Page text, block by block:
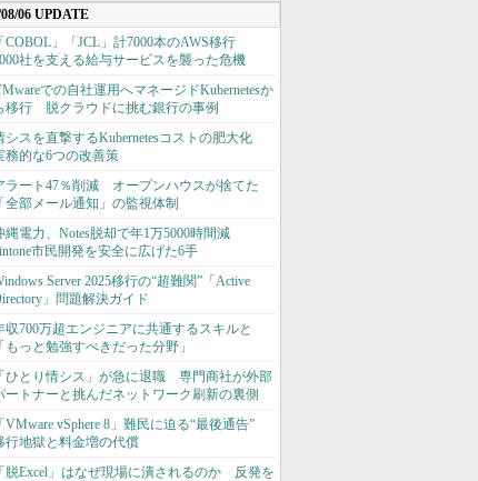
06 UPDATE
「COBOL」「JCL」計7000本のAWS移行
社を支える給与サービスを襲った危機
での自社運用へマネージドKubernetesか
移行 脱クラウドに挑む銀行の事例
シスを直撃するKubernetesコストの肥大化
務的な6つの改善策
ラート47％削減 オープンハウスが捨てた
「全部メール通知」の監視体制
縄電力、Notes脱却で年1万5000時間減
市民開発を安全に広げた6手
Server 2025移行の“超難関”「Active
」問題解決ガイド
収700万超エンジニアに共通するスキルと
「もっと勉強すべきだった分野」
「ひとり情シス」が急に退職 専門商社が外部
ートナーと挑んだネットワーク刷新の裏側
「VMware vSphere 8」難民に迫る“最後通告”
行地獄と料金増の代償
「脱Excel」はなぜ現場に潰されるのか 反発を